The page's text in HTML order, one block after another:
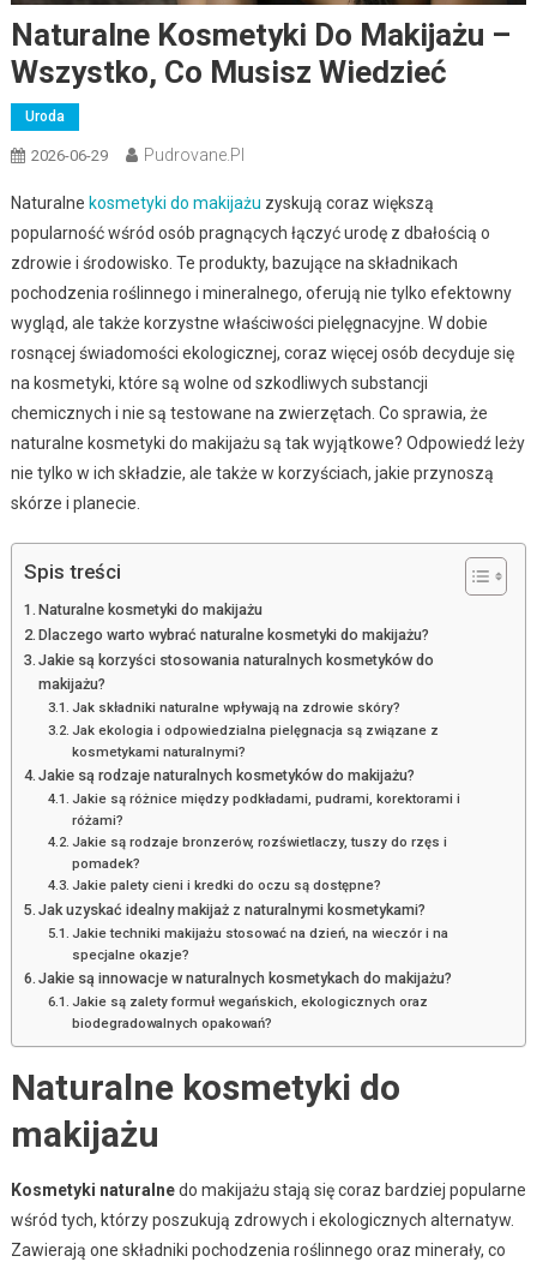
Naturalne Kosmetyki Do Makijażu –
Wszystko, Co Musisz Wiedzieć
Uroda
2026-06-29 Pudrovane.pl
Naturalne kosmetyki do makijażu zyskują coraz większą
popularność wśród osób pragnących łączyć urodę z dbałością o
zdrowie i środowisko. Te produkty, bazujące na składnikach
pochodzenia roślinnego i mineralnego, oferują nie tylko efektowny
wygląd, ale także korzystne właściwości pielęgnacyjne. W dobie
rosnącej świadomości ekologicznej, coraz więcej osób decyduje się
na kosmetyki, które są wolne od szkodliwych substancji
chemicznych i nie są testowane na zwierzętach. Co sprawia, że
naturalne kosmetyki do makijażu są tak wyjątkowe? Odpowiedź leży
nie tylko w ich składzie, ale także w korzyściach, jakie przynoszą
skórze i planecie.
Spis treści
Naturalne kosmetyki do makijażu
Dlaczego warto wybrać naturalne kosmetyki do makijażu?
Jakie są korzyści stosowania naturalnych kosmetyków do
makijażu?
Jak składniki naturalne wpływają na zdrowie skóry?
Jak ekologia i odpowiedzialna pielęgnacja są związane z
kosmetykami naturalnymi?
Jakie są rodzaje naturalnych kosmetyków do makijażu?
Jakie są różnice między podkładami, pudrami, korektorami i
różami?
Jakie są rodzaje bronzerów, rozświetlaczy, tuszy do rzęs i
pomadek?
Jakie palety cieni i kredki do oczu są dostępne?
Jak uzyskać idealny makijaż z naturalnymi kosmetykami?
Jakie techniki makijażu stosować na dzień, na wieczór i na
specjalne okazje?
Jakie są innowacje w naturalnych kosmetykach do makijażu?
Jakie są zalety formuł wegańskich, ekologicznych oraz
biodegradowalnych opakowań?
Naturalne kosmetyki do
makijażu
Kosmetyki naturalnedo makijażu stają się coraz bardziej popularne
wśród tych, którzy poszukują zdrowych i ekologicznych alternatyw.
Zawierają one składniki pochodzenia roślinnego oraz minerały, co